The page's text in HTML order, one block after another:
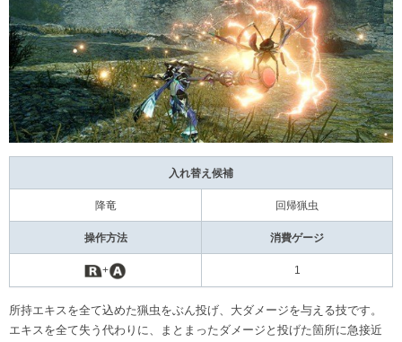
入れ替え候補
降竜 回帰猟虫
操作方法 消費ゲージ
+ 1
所持エキスを全て込めた猟虫をぶん投げ、大ダメージを与える技です。
エキスを全て失う代わりに、まとまったダメージと投げた箇所に急接近